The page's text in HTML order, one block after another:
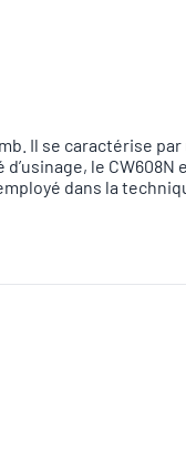
Il se caractérise
le
dans la